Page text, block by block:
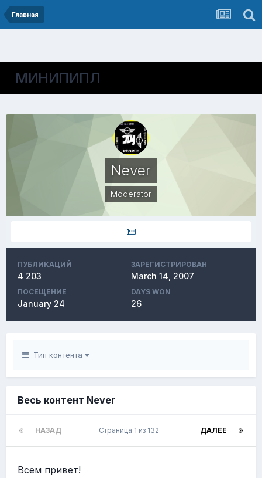
Главная
МИНИПИПЛ
Never
Moderator
ПУБЛИКАЦИЙ
4 203
ЗАРЕГИСТРИРОВАН
March 14, 2007
ПОСЕЩЕНИЕ
January 24
DAYS WON
26
Тип контента
Весь контент Never
НАЗАД ДАЛЕЕ
Страница 1 из 132
Всем привет!